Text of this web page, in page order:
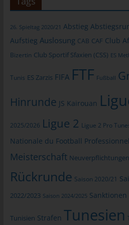
26. Spieltag 2020/21 Abstieg
Aufstieg Auslosung CAB CAF Club
Bizertin Club Sportif Sfaxien (CSS) ES
Tunis ES Zarzis FIFA FTF Fußball
Hinrunde JS Kairouan
2025/2026 Ligue 2 Ligue 2 Pro
Nationale du Football Professionnel
Meisterschaft Neuverpflichtungen
Rückrunde Saison 2020/21
2022/2023 Saison 2024/2025 Sanktionen
Tunisien Strafen Tunesien
allgemeinen Daten und
verwendeten Browsertypen und
zugreifenden System verwendete
Internetseite, von welcher ein
Unterwebseiten, welche über ein
unserer Internetseite angesteuert
die Uhrzeit eines Zugriffs auf die
Protokoll-Adresse (IP-Adresse), (7)
Daten und Informationen, die der
Angriffen auf unsere
ziehen wird keine Rückschlüsse auf
Inhalte unserer Internetseite korrekt
unserer Internetseite sowie die
optimieren, (3) die dauerhafte